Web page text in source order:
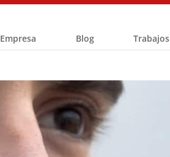
Empresa Blog Trabajos